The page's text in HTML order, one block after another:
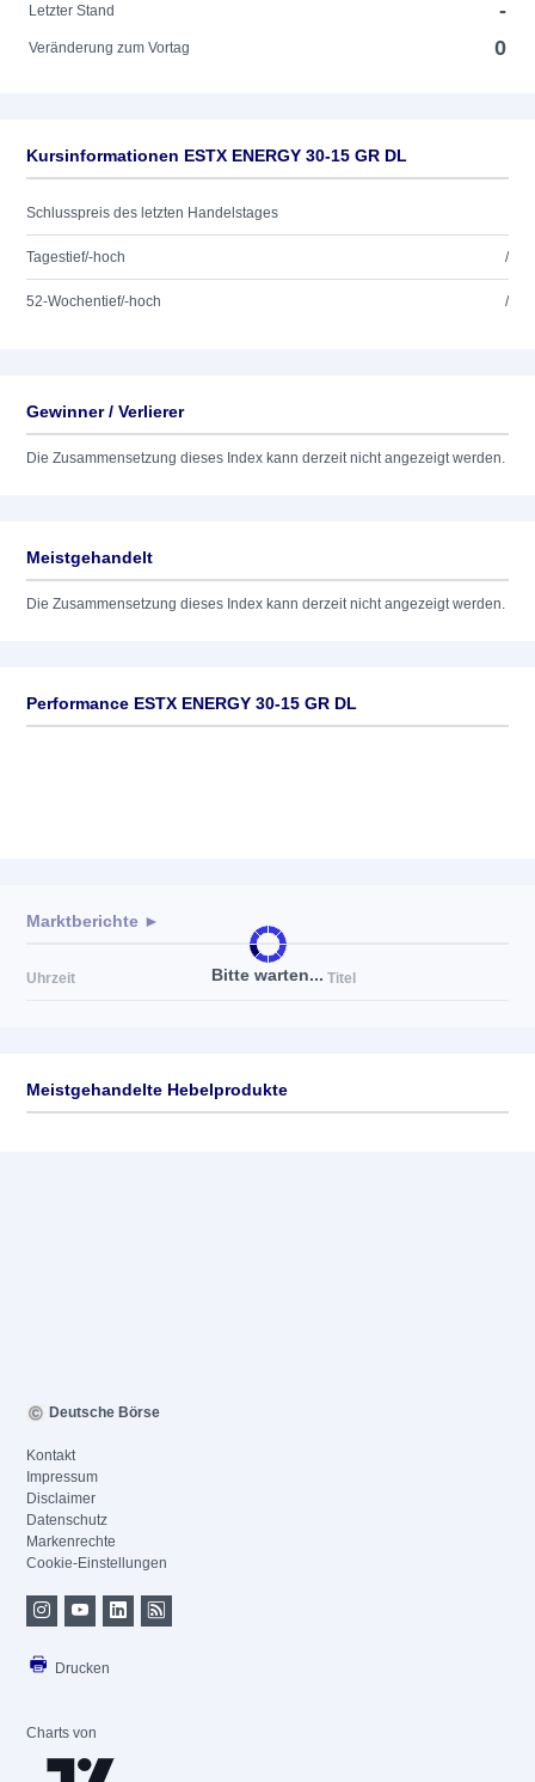
Letzter Stand
-
Veränderung zum Vortag 0
Kursinformationen ESTX ENERGY 30-15 GR DL
Schlusspreis des letzten Handelstages
Tagestief/-hoch /
52-Wochentief/-hoch /
Gewinner / Verlierer
Die Zusammensetzung dieses Index kann derzeit nicht angezeigt werden.
Meistgehandelt
Die Zusammensetzung dieses Index kann derzeit nicht angezeigt werden.
Performance ESTX ENERGY 30-15 GR DL
Bitte warten...
Marktberichte ►
Uhrzeit Titel
Meistgehandelte Hebelprodukte
Deutsche Börse
Kontakt
Impressum
Disclaimer
Datenschutz
Markenrechte
Cookie-Einstellungen
Drucken
Charts von